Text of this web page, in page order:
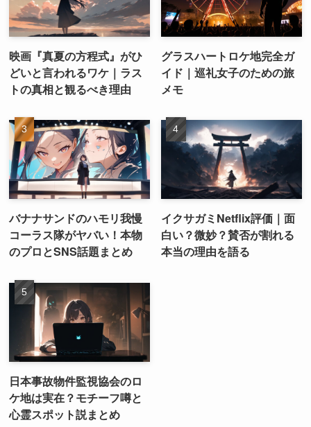
映画『真夏の方程式』がひ
どいと言われるワケ｜ラス
トの真相と観るべき理由
グラスハートロケ地完全ガ
イド｜巡礼女子のための旅
メモ
バナナサンドのハモリ我慢
コーラス隊がヤバい！本物
のプロとSNS話題まとめ
イクサガミNetflix評価｜面
白い？微妙？賛否が割れる
本当の理由を語る
日本事故物件監視協会のロ
ケ地は実在？モチーフ噂と
心霊スポット説まとめ